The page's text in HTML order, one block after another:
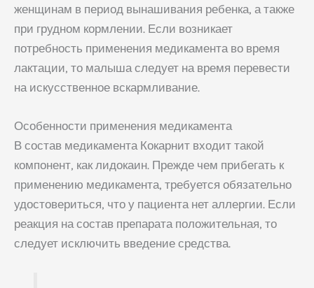
женщинам в период вынашивания ребенка, а также
при грудном кормлении. Если возникает
потребность применения медикамента во время
лактации, то малыша следует на время перевести
на искусственное вскармливание.
Особенности применения медикамента
В состав медикамента Кокарнит входит такой
компонент, как лидокаин. Прежде чем прибегать к
применению медикамента, требуется обязательно
удостовериться, что у пациента нет аллергии. Если
реакция на состав препарата положительная, то
следует исключить введение средства.